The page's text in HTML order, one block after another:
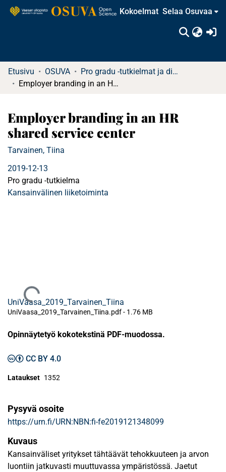
Kokoelmat Selaa Osuvaa
Etusivu OSUVA
Pro gradu -tutkielmat ja diplomityöt
Employer branding in an HR shared service center
Employer branding in an HR
shared service center
Tarvainen, Tiina
2019-12-13
Pro gradu -tutkielma
Kansainvälinen liiketoiminta
Ladataan...
UniVaasa_2019_Tarvainen_Tiina
UniVaasa_2019_Tarvainen_Tiina.pdf - 1.76 MB
Opinnäytetyö kokotekstinä PDF-muodossa.
CC BY 4.0
Lataukset 1352
Pysyvä osoite
https://urn.fi/URN:NBN:fi-fe2019121348099
Kuvaus
Kansainväliset yritykset tähtäävät tehokkuuteen ja arvon
luontiin jatkuvasti muuttuvassa ympäristössä. Jaetut